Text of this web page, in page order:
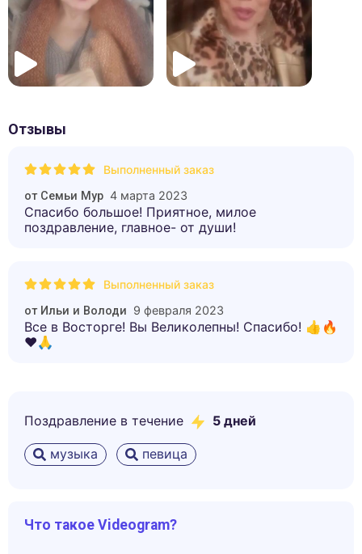
Отзывы
Выполненный заказ
от Семьи Мур 4 марта 2023
Спасибо большое! Приятное, милое
поздравление, главное- от души!
Выполненный заказ
от Ильи и Володи 9 февраля 2023
Все в Восторге! Вы Великолепны! Спасибо! 👍🔥
❤️🙏
Поздравление в течение 5 дней
музыка певица
Что такое Videogram?